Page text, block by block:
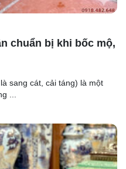
chuẩn bị khi bốc mộ,
sang cát, cải táng) là một
...